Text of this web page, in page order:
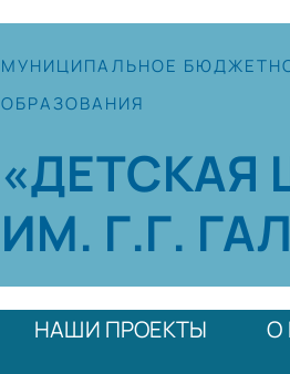
МУНИЦИПАЛЬНОЕ
ОБРАЗОВАНИЯ
«ДЕТСКАЯ
ИМ. Г.Г.
НАШИ ПРОЕКТЫ О